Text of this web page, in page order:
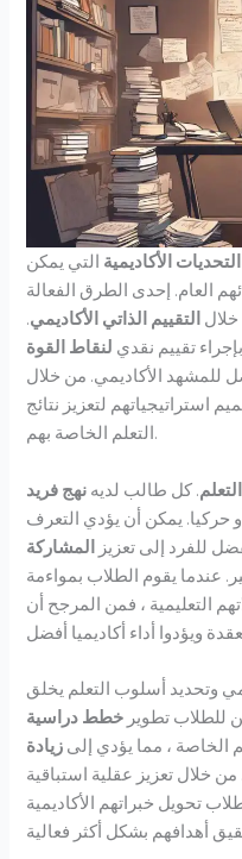
التحديات الأكاديمية التي يمكن
العام. إحدى الطرق الفعالة
التقييم الذاتي الأكاديمي.
تقييم نقدي لنقاط القوة
للمشهد الأكاديمي. من خلال
استراتيجياتهم لتعزيز نتائج
التعلم الخاصة بهم.
. كل طالب لديه نهج فريد
حركيا. يمكن أن يؤدي التعرف
للفرد إلى تعزيز المشاركة
عندما يقوم الطلاب بمواءمة
التعليمية ، فمن المرجح أن
وتحديد أسلوب التعلم يخلق
للطلاب تطوير خطط دراسية
الخاصة ، مما يؤدي إلى زيادة
. من خلال تعزيز عقلية استباقية
تحويل خبراتهم الأكاديمية